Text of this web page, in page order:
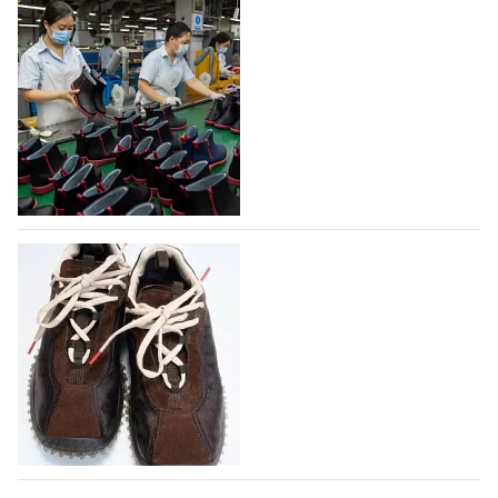
На платформе Lamoda - новый раздел и
условия продвижения локальных
дизайнерских марок
Российский маркетплейс Lamoda решил обновить
раздел для продажи продукции локальных
дизайнерских марок одежды, обуви и аксессуаров.
Бренды также получат маркетинговую…
06.08.2026 758
Объем мирового производства обуви в
2025 году практически не увеличился
В 2025 году мировое производство обуви
практически не изменилось, зафиксировав
незначительный рост на 0,1% до 24,6 млрд пар, -
данные опубликованы в аналитическом вестнике
«Всемирный ежегодник обуви 2026», Португальской
ассоциацией…